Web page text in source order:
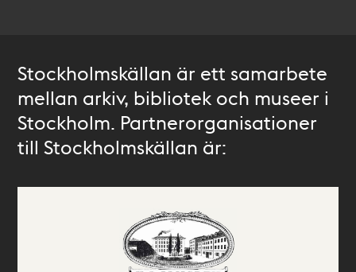
Stockholmskällan är ett samarbete
mellan arkiv, bibliotek och museer i
Stockholm. Partnerorganisationer
till Stockholmskällan är: